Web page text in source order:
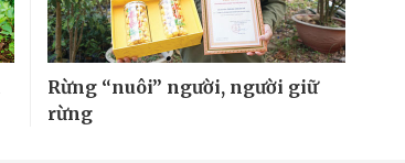
Rừng “nuôi” người, người giữ
rừng